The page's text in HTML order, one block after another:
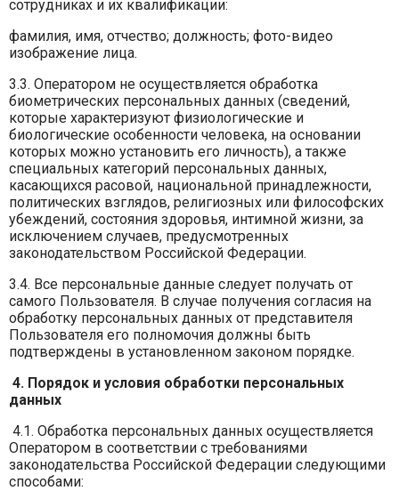
сотрудниках и их квалификации:
фамилия, имя, отчество; должность; фото-видео
изображение лица.
3.3. Оператором не осуществляется обработка
биометрических персональных данных (сведений,
которые характеризуют физиологические и
биологические особенности человека, на основании
которых можно установить его личность), а также
специальных категорий персональных данных,
касающихся расовой, национальной принадлежности,
политических взглядов, религиозных или философских
убеждений, состояния здоровья, интимной жизни, за
исключением случаев, предусмотренных
законодательством Российской Федерации.
3.4. Все персональные данные следует получать от
самого Пользователя. В случае получения согласия на
обработку персональных данных от представителя
Пользователя его полномочия должны быть
подтверждены в установленном законом порядке.
4. Порядок и условия обработки персональных
данных
4.1. Обработка персональных данных осуществляется
Оператором в соответствии с требованиями
законодательства Российской Федерации следующими
способами: